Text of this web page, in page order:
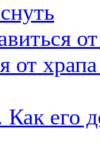
от
его